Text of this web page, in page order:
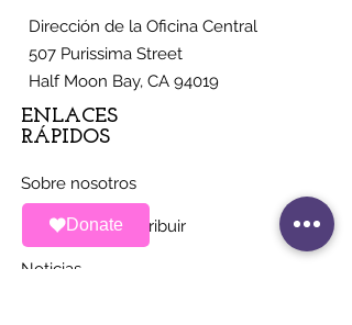
Donate
Dirección de la Oficina Central
507 Purissima Street
Half Moon Bay, CA 94019
ENLACES
RÁPIDOS
Sobre nosotros
Maneras de contribuir
Noticias